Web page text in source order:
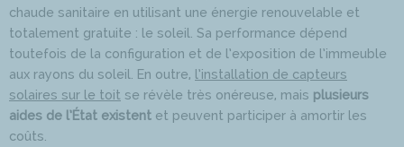
chaude sanitaire en utilisant une énergie renouvelable et
totalement gratuite : le soleil. Sa performance dépend
toutefois de la configuration et de l’exposition de l’immeuble
aux rayons du soleil. En outre, l’installation de capteurs
solaires sur le toit se révèle très onéreuse, mais plusieurs
aides de l’État existent et peuvent participer à amortir les
coûts.